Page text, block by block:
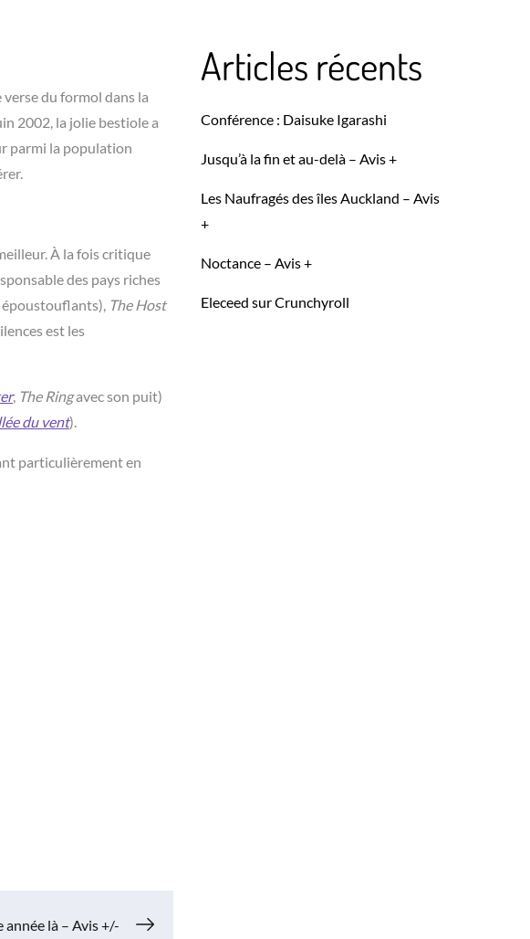
verse du formol dans la
2002, la jolie bestiole a
parmi la population
À la fois critique
des pays riches
époustouflants), The Host
est les
, The Ringavec son puit)
du vent).
particulièrement en
année là – Avis +/-
Articles récents
Conférence : Daisuke Igarashi
Jusqu’à la fin et au-delà – Avis +
Les Naufragés des îles Auckland – Avis
+
Noctance – Avis +
Eleceed sur Crunchyroll